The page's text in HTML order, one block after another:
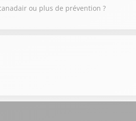
ou plus de prévention ?